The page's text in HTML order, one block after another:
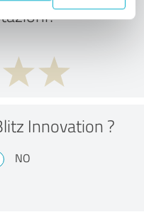
Innovation ?
NO